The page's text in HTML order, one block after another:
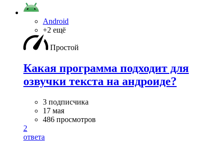
Android
+2 ещё
Простой
Какая программа подходит для
озвучки текста на андроиде?
3 подписчика
17 мая
486 просмотров
2
ответа